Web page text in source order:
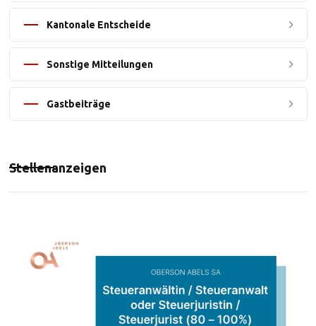
Kantonale Entscheide
Sonstige Mitteilungen
Gastbeiträge
Stellenanzeigen